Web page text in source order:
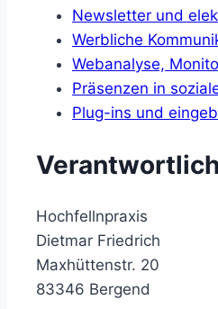
Newsletter und
Werbliche
Webanalyse,
Präsenzen in
Plug-ins und
Hochfellnpraxis
Dietmar Friedrich
Maxhüttenstr. 20
83346 Bergend